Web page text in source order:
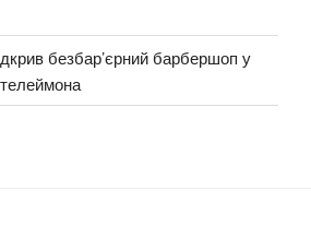
безбар’єрний барбершоп у